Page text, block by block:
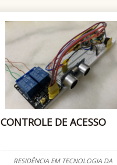
CONTROLE DE ACESSO
RESIDÊNCIA EM TECNOLOGIA DA